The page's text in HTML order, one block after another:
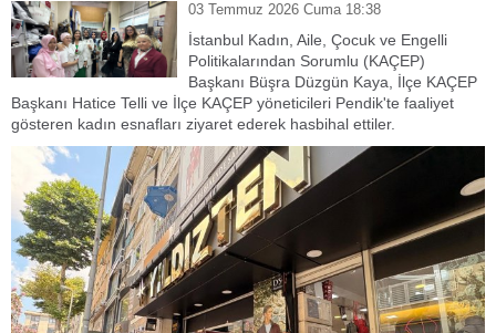
03 Temmuz 2026 Cuma 18:38
İstanbul Kadın, Aile, Çocuk ve Engelli
Politikalarından Sorumlu (KAÇEP)
Başkanı Büşra Düzgün Kaya, İlçe KAÇEP
Başkanı Hatice Telli ve İlçe KAÇEP yöneticileri Pendik'te faaliyet
gösteren kadın esnafları ziyaret ederek hasbihal ettiler.